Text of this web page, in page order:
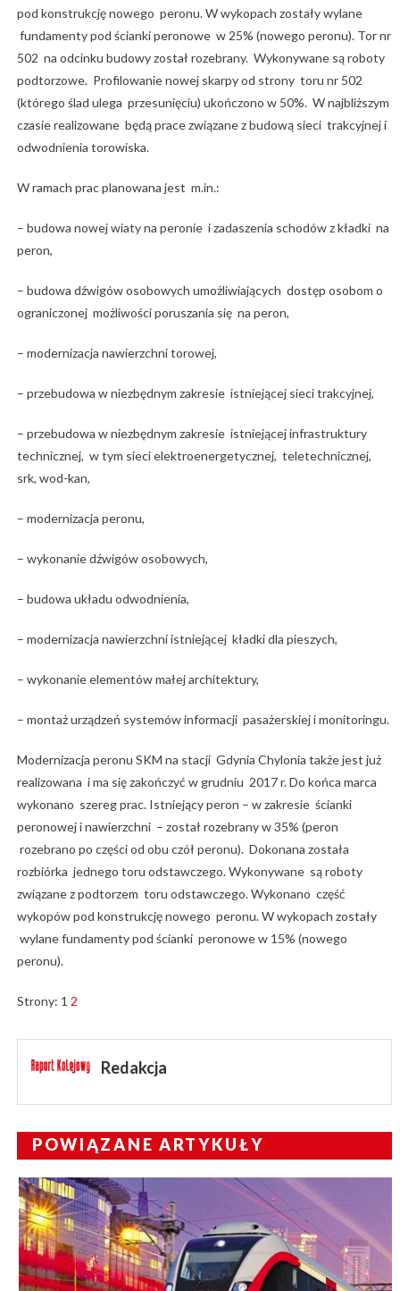
pod konstrukcję nowego peronu. W wykopach zostały wylane
fundamenty pod ścianki peronowe w 25% (nowego peronu). Tor nr
502 na odcinku budowy został rozebrany. Wykonywane są roboty
podtorzowe. Profilowanie nowej skarpy od strony toru nr 502
(którego ślad ulega przesunięciu) ukończono w 50%. W najbliższym
czasie realizowane będą prace związane z budową sieci trakcyjnej i
odwodnienia torowiska.
W ramach prac planowana jest m.in.:
– budowa nowej wiaty na peronie i zadaszenia schodów z kładki na
peron,
– budowa dźwigów osobowych umożliwiających dostęp osobom o
ograniczonej możliwości poruszania się na peron,
– modernizacja nawierzchni torowej,
– przebudowa w niezbędnym zakresie istniejącej sieci trakcyjnej,
– przebudowa w niezbędnym zakresie istniejącej infrastruktury
technicznej, w tym sieci elektroenergetycznej, teletechnicznej,
srk, wod-kan,
– modernizacja peronu,
– wykonanie dźwigów osobowych,
– budowa układu odwodnienia,
– modernizacja nawierzchni istniejącej kładki dla pieszych,
– wykonanie elementów małej architektury,
– montaż urządzeń systemów informacji pasażerskiej i monitoringu.
Modernizacja peronu SKM na stacji Gdynia Chylonia także jest już
realizowana i ma się zakończyć w grudniu 2017 r. Do końca marca
wykonano szereg prac. Istniejący peron – w zakresie ścianki
peronowej i nawierzchni – został rozebrany w 35% (peron
rozebrano po części od obu czół peronu). Dokonana została
rozbiórka jednego toru odstawczego. Wykonywane są roboty
związane z podtorzem toru odstawczego. Wykonano część
wykopów pod konstrukcję nowego peronu. W wykopach zostały
wylane fundamenty pod ścianki peronowe w 15% (nowego
peronu).
Strony: 1 2
Redakcja
POWIĄZANE ARTYKUŁY